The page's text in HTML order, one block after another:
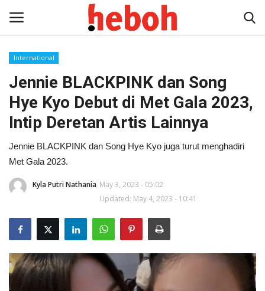
Home
Entertainment
Lifestyle
International
Jennie BLACKPINK dan Song
Hye Kyo Debut di Met Gala 2023,
Intip Deretan Artis Lainnya
Jennie BLACKPINK dan Song Hye Kyo juga turut menghadiri
Met Gala 2023.
Kyla Putri Nathania May 3, 2023 - 05:02
Updated: May 4, 2023 - 10:41